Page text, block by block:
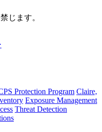
じます。
Protection Program Claire,
Exposure Management
Threat Detection